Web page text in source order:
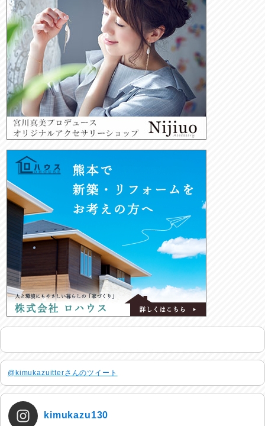
@kimukazuitterさんのツイート
kimukazu130